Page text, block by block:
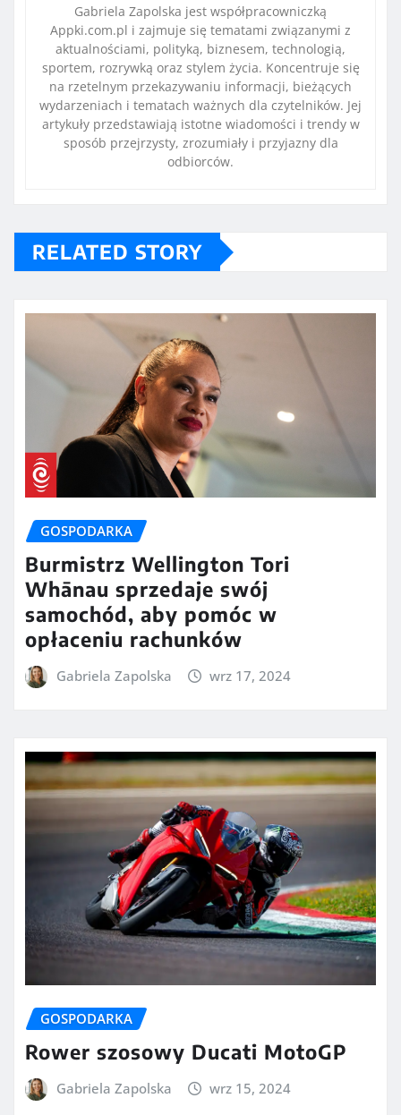
Gabriela Zapolska jest współpracowniczką
Appki.com.pl i zajmuje się tematami związanymi z
aktualnościami, polityką, biznesem, technologią,
sportem, rozrywką oraz stylem życia. Koncentruje się
na rzetelnym przekazywaniu informacji, bieżących
wydarzeniach i tematach ważnych dla czytelników. Jej
artykuły przedstawiają istotne wiadomości i trendy w
sposób przejrzysty, zrozumiały i przyjazny dla
odbiorców.
RELATED STORY
GOSPODARKA
Burmistrz Wellington Tori
Whānau sprzedaje swój
samochód, aby pomóc w
opłaceniu rachunków
Gabriela Zapolska wrz 17, 2024
GOSPODARKA
Rower szosowy Ducati MotoGP
Gabriela Zapolska wrz 15, 2024